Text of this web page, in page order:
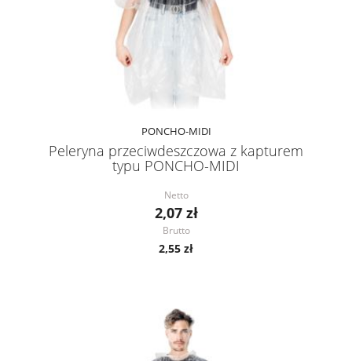
PONCHO-MIDI
Peleryna przeciwdeszczowa z kapturem
typu PONCHO-MIDI
Netto
2,07 zł
Brutto
2,55 zł